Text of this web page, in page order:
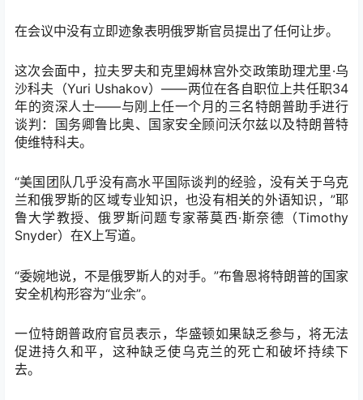
在会议中没有立即迹象表明俄罗斯官员提出了任何让步。
这次会面中，拉夫罗夫和克里姆林宫外交政策助理尤里·乌
沙科夫（Yuri Ushakov）——两位在各自职位上共任职34
年的资深人士——与刚上任一个月的三名特朗普助手进行
谈判：国务卿鲁比奥、国家安全顾问沃尔兹以及特朗普特
使维特科夫。
“美国团队几乎没有高水平国际谈判的经验，没有关于乌克
兰和俄罗斯的区域专业知识，也没有相关的外语知识，”耶
鲁大学教授、俄罗斯问题专家蒂莫西·斯奈德（Timothy
Snyder）在X上写道。
“委婉地说，不是俄罗斯人的对手。”布鲁恩将特朗普的国家
安全机构形容为“业余”。
一位特朗普政府官员表示，华盛顿如果缺乏参与，将无法
促进持久和平，这种缺乏使乌克兰的死亡和破坏持续下
去。